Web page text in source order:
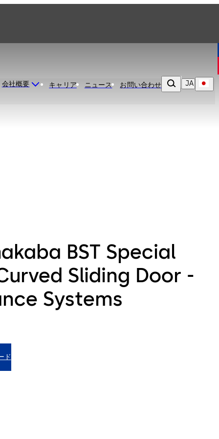
会社概要 キャリア ニュース お問い合わせ
JA
BST Special
Sliding Door -
Systems
ド